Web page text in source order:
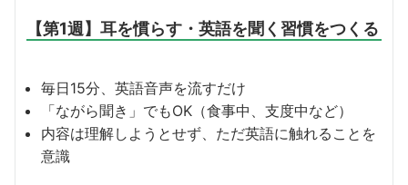
【第1週】耳を慣らす・英語を聞く習慣をつくる
毎日15分、英語音声を流すだけ
「ながら聞き」でもOK（食事中、支度中など）
内容は理解しようとせず、ただ英語に触れることを
意識